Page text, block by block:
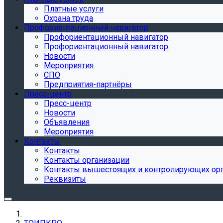
Платные услуги
Охрана труда
Профориентационный навигатор
Профориентационный навигатор
Профориентационный навигатор
Новости
Мероприятия
СПО
Предприятия-партнёры
Пресс-центр
Пресс-центр
Новости
Объявления
Мероприятия
Контакты
Контакты
Контакты организации
Контакты вышестоящих и контролирующих
Реквизиты